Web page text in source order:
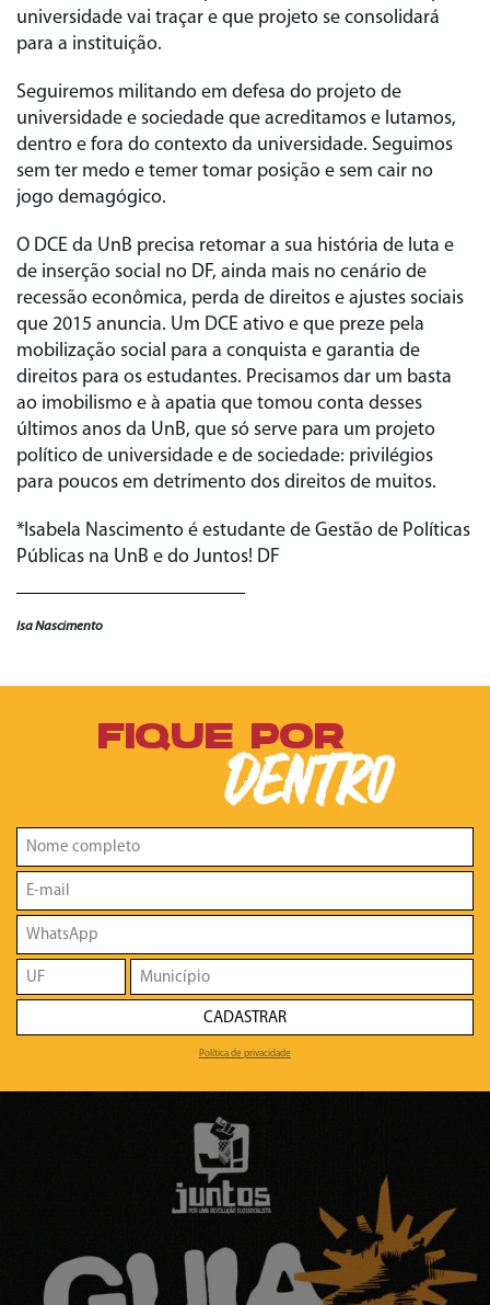
universidade vai traçar e que projeto se consolidará
para a instituição.
Seguiremos militando em defesa do projeto de
universidade e sociedade que acreditamos e lutamos,
dentro e fora do contexto da universidade. Seguimos
sem ter medo e temer tomar posição e sem cair no
jogo demagógico.
O DCE da UnB precisa retomar a sua história de luta e
de inserção social no DF, ainda mais no cenário de
recessão econômica, perda de direitos e ajustes sociais
que 2015 anuncia. Um DCE ativo e que preze pela
mobilização social para a conquista e garantia de
direitos para os estudantes. Precisamos dar um basta
ao imobilismo e à apatia que tomou conta desses
últimos anos da UnB, que só serve para um projeto
político de universidade e de sociedade: privilégios
para poucos em detrimento dos direitos de muitos.
*Isabela Nascimento é estudante de Gestão de Políticas
Públicas na UnB e do Juntos! DF
Isa Nascimento
FIQUE POR
DENTRO
CADASTRAR
Política de privacidade